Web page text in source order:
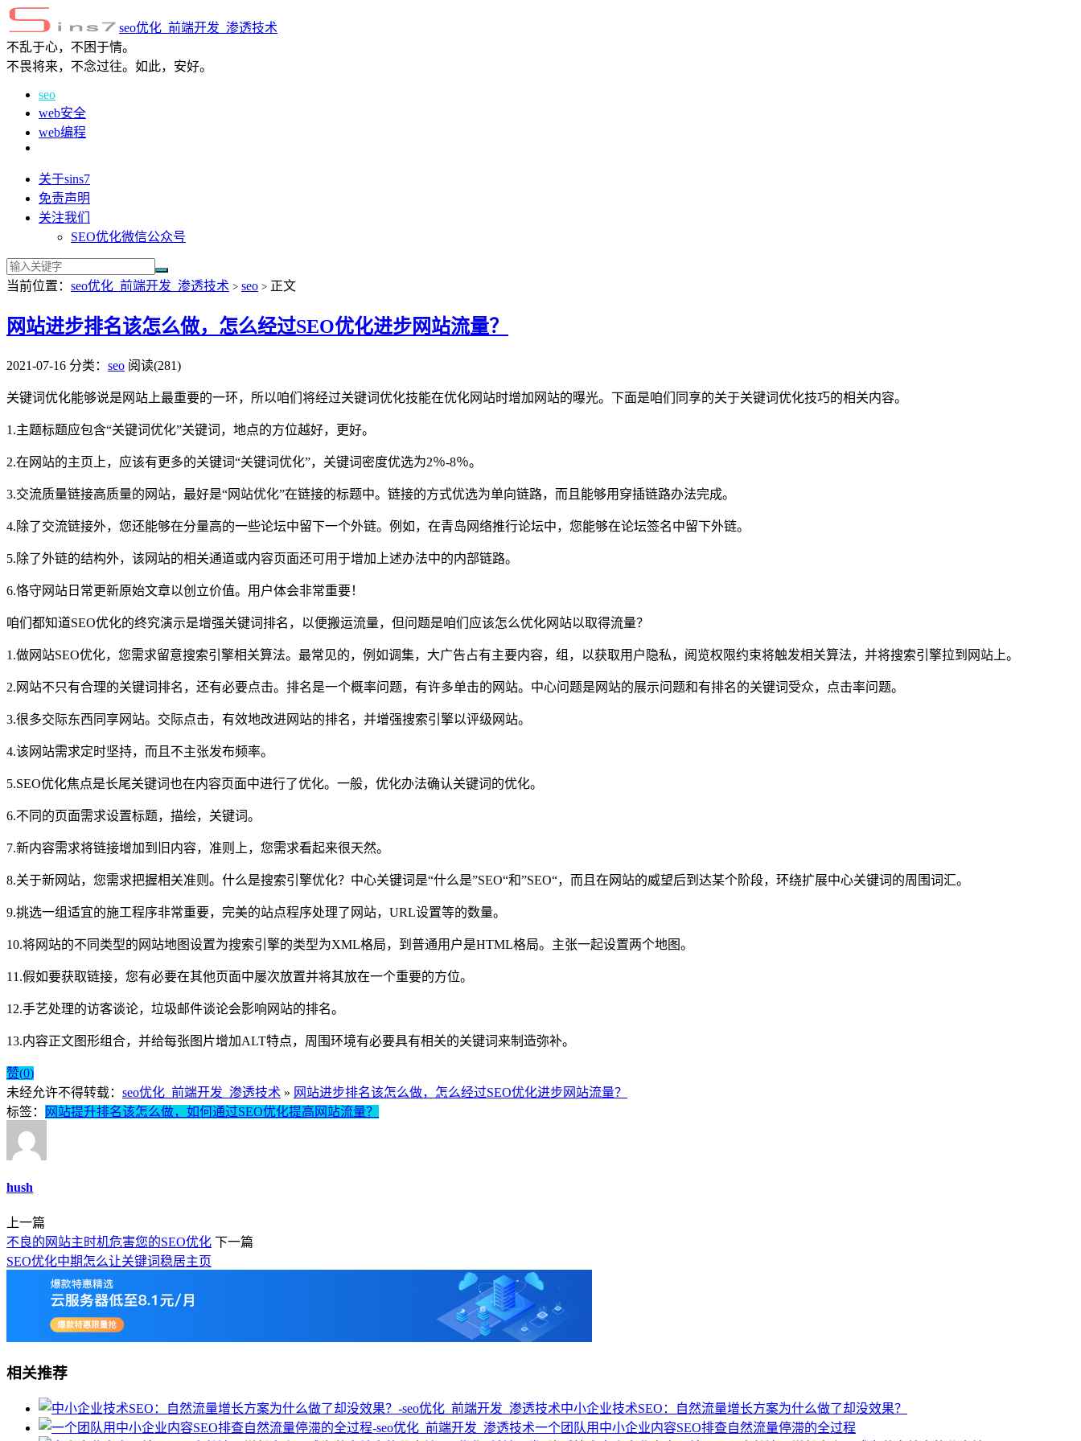
seo优化_前端开发_渗透技术
不乱于心，不困于情。
不畏将来，不念过往。如此，安好。
seo
web安全
web编程
关于sins7
免责声明
关注我们
SEO优化微信公众号
当前位置： seo优化_前端开发_渗透技术 > seo > 正文
网站进步排名该怎么做，怎么经过SEO优化进步网站流量？
2021-07-16 分类： seo 阅读(281)
关键词优化能够说是网站上最重要的一环，所以咱们将经过关键词优化技能在优化网站时增加网站的曝光。下面是咱们同享的关于关键词优化技巧的相关内容。
1.主题标题应包含“关键词优化”关键词，地点的方位越好，更好。
2.在网站的主页上，应该有更多的关键词“关键词优化”，关键词密度优选为2％-8％。
3.交流质量链接高质量的网站，最好是“网站优化”在链接的标题中。链接的方式优选为单向链路，而且能够用穿插链路办法完成。
4.除了交流链接外，您还能够在分量高的一些论坛中留下一个外链。例如，在青岛网络推行论坛中，您能够在论坛签名中留下外链。
5.除了外链的结构外，该网站的相关通道或内容页面还可用于增加上述办法中的内部链路。
6.恪守网站日常更新原始文章以创立价值。用户体会非常重要！
咱们都知道SEO优化的终究演示是增强关键词排名，以便搬运流量，但问题是咱们应该怎么优化网站以取得流量？
1.做网站SEO优化，您需求留意搜索引擎相关算法。最常见的，例如调集，大广告占有主要内容，组，以获取用户隐私，阅览权限约束将触发相关算法，并将搜索引擎拉到网站上。
2.网站不只有合理的关键词排名，还有必要点击。排名是一个概率问题，有许多单击的网站。中心问题是网站的展示问题和有排名的关键词受众，点击率问题。
3.很多交际东西同享网站。交际点击，有效地改进网站的排名，并增强搜索引擎以评级网站。
4.该网站需求定时坚持，而且不主张发布频率。
5.SEO优化焦点是长尾关键词也在内容页面中进行了优化。一般，优化办法确认关键词的优化。
6.不同的页面需求设置标题，描绘，关键词。
7.新内容需求将链接增加到旧内容，准则上，您需求看起来很天然。
8.关于新网站，您需求把握相关准则。什么是搜索引擎优化？中心关键词是“什么是”SEO“和”SEO“，而且在网站的威望后到达某个阶段，环绕扩展中心关键词的周围词汇。
9.挑选一组适宜的施工程序非常重要，完美的站点程序处理了网站，URL设置等的数量。
10.将网站的不同类型的网站地图设置为搜索引擎的类型为XML格局，到普通用户是HTML格局。主张一起设置两个地图。
11.假如要获取链接，您有必要在其他页面中屡次放置并将其放在一个重要的方位。
12.手艺处理的访客谈论，垃圾邮件谈论会影响网站的排名。
13.内容正文图形组合，并给每张图片增加ALT特点，周围环境有必要具有相关的关键词来制造弥补。
赞(0)
未经允许不得转载： seo优化_前端开发_渗透技术 » 网站进步排名该怎么做，怎么经过SEO优化进步网站流量？
标签：
网站提升排名该怎么做，如何通过SEO优化提高网站流量？
hush
上一篇
不良的网站主时机危害您的SEO优化 下一篇
SEO优化中期怎么让关键词稳居主页
相关推荐
中小企业技术SEO：自然流量增长方案为什么做了却没效果？
一个团队用中小企业内容SEO排查自然流量停滞的全过程